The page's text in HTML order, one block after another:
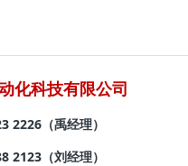
化科技有限公司
2226（禹经理）
2123（刘经理）